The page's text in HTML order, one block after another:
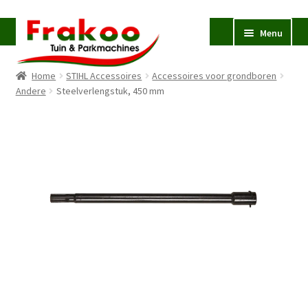
Ga
door
naar
navigatie
Ga
naar
de
inhoud
Menu
Homepage
Home STIHL Accessoires
Accessoires voor grondboren
Andere
Steelverlengstuk, 450 mm